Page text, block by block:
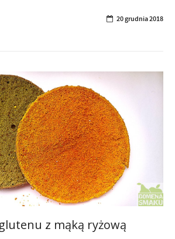
20 grudnia 2018
z mąką ryżową